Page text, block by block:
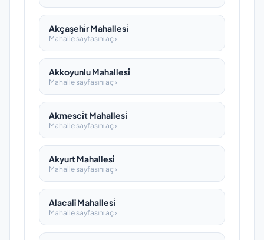
Akçaşehi̇r Mahallesi̇
Mahalle sayfasını aç ›
Akkoyunlu Mahallesi̇
Mahalle sayfasını aç ›
Akmesci̇t Mahallesi̇
Mahalle sayfasını aç ›
Akyurt Mahallesi̇
Mahalle sayfasını aç ›
Alacali Mahallesi̇
Mahalle sayfasını aç ›